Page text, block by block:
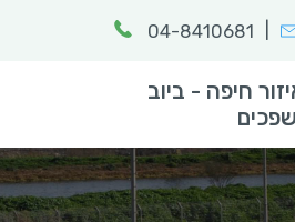
מילת
04-8410681
חיפה - ביוב